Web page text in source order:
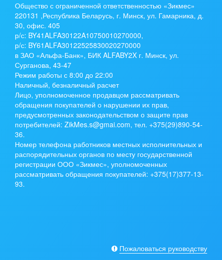
Общество с ограниченной ответственностью «Зикмес»
220131 ,Республика Беларусь, г. Минск, ул. Гамарника, д.
30, офис. 405
р/с: BY41ALFA30122A10750010270000,
р/с: BY61ALFA30122525830020270000
в ЗАО «Альфа-Банк», БИК ALFABY2X г. Минск, ул.
Сурганова, 43-47
Режим работы с 8:00 до 22:00
Наличный, безналичный расчет
Лицо, уполномоченное продавцом рассматривать
обращения покупателей о нарушении их прав,
предусмотренных законодательством о защите прав
потребителей: ZikMes.s@gmai.com, тел. +375(29)890-54-
36.
Номер телефона работников местных исполнительных и
распорядительных органов по месту государственной
регистрации ООО «Зикмес», уполномоченных
рассматривать обращения покупателей: +375(17)377-13-
93.
Пожаловаться руководству